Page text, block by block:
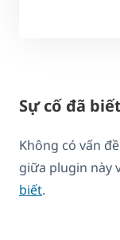
Sự cố đã biết
Không có vấn
giữa plugin này
biết.